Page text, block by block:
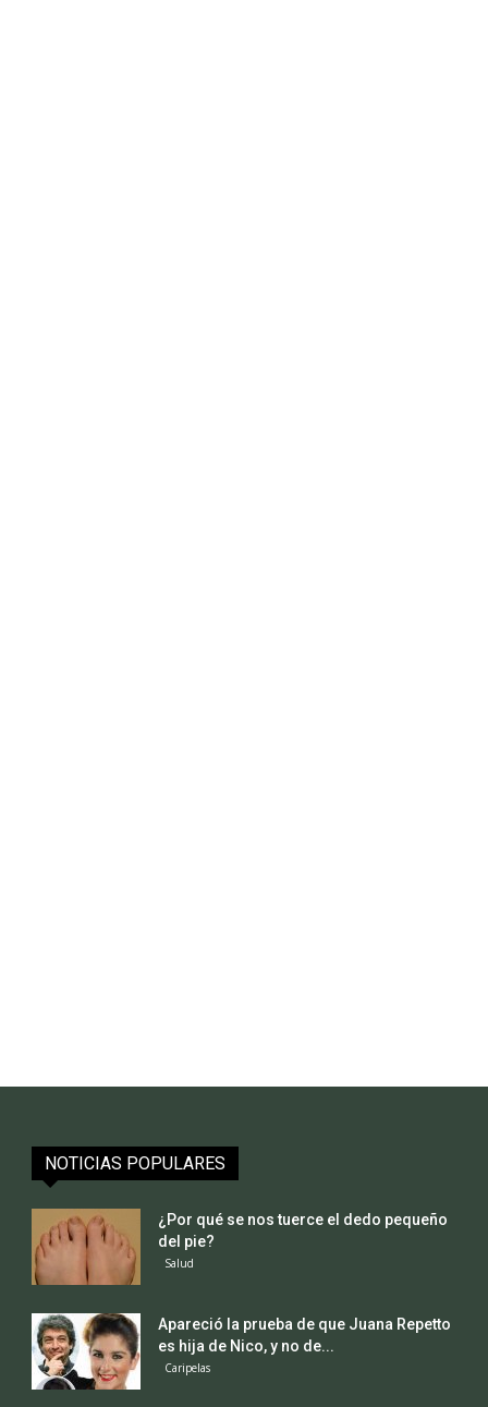
NOTICIAS POPULARES
¿Por qué se nos tuerce el dedo pequeño
del pie?
Salud
Apareció la prueba de que Juana Repetto
es hija de Nico, y no de...
Caripelas